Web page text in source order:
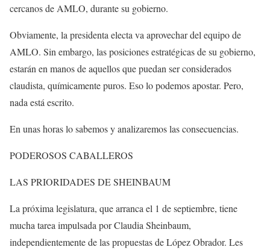
cercanos de AMLO, durante su gobierno.
Obviamente, la presidenta electa va aprovechar del equipo de
AMLO. Sin embargo, las posiciones estratégicas de su gobierno,
estarán en manos de aquellos que puedan ser considerados
claudista, químicamente puros. Eso lo podemos apostar. Pero,
nada está escrito.
En unas horas lo sabemos y analizaremos las consecuencias.
PODEROSOS CABALLEROS
LAS PRIORIDADES DE SHEINBAUM
La próxima legislatura, que arranca el 1 de septiembre, tiene
mucha tarea impulsada por Claudia Sheinbaum,
independientemente de las propuestas de López Obrador. Les